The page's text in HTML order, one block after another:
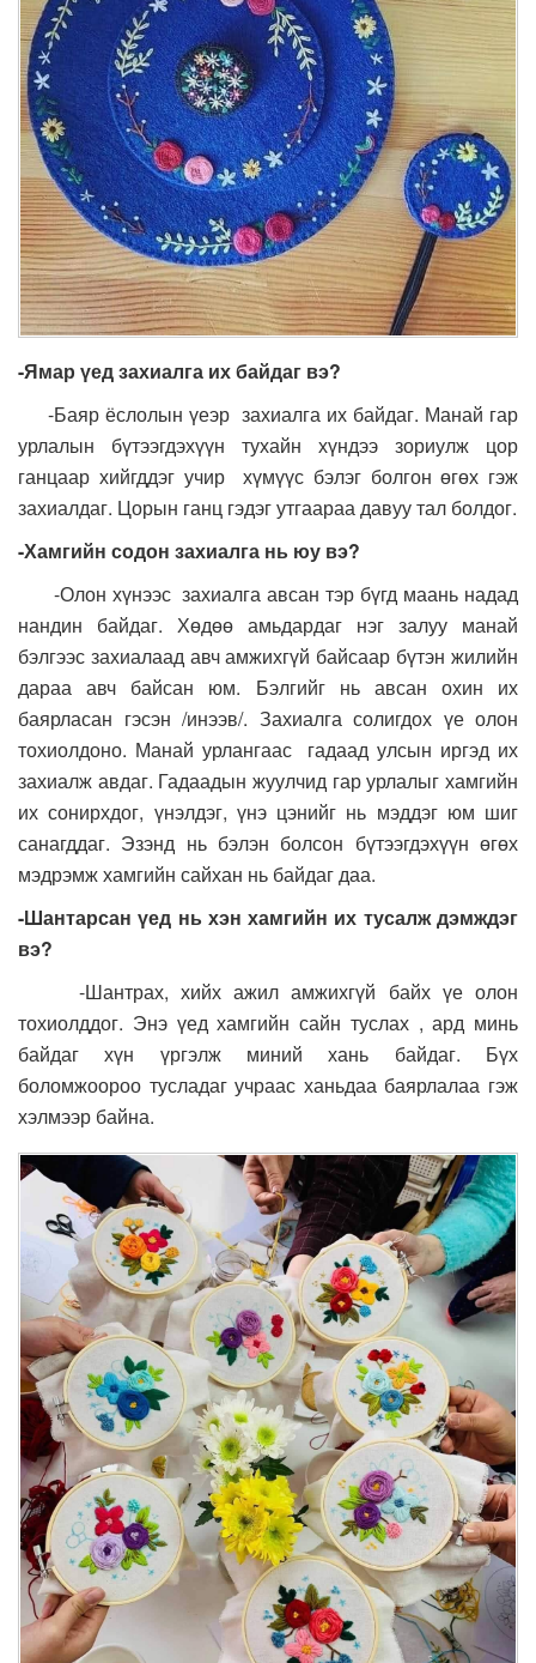
-Ямар үед захиалга их байдаг вэ?
-Баяр ёслолын үеэр захиалга их байдаг. Манай гар
урлалын бүтээгдэхүүн тухайн хүндээ зориулж цор
ганцаар хийгддэг учир хүмүүс бэлэг болгон өгөх гэж
захиалдаг. Цорын ганц гэдэг утгаараа давуу тал болдог.
-Хамгийн содон захиалга нь юу вэ?
-Олон хүнээс захиалга авсан тэр бүгд маань надад
нандин байдаг. Хөдөө амьдардаг нэг залуу манай
бэлгээс захиалаад авч амжихгүй байсаар бүтэн жилийн
дараа авч байсан юм. Бэлгийг нь авсан охин их
баярласан гэсэн /инээв/. Захиалга солигдох үе олон
тохиолдоно. Манай урлангаас гадаад улсын иргэд их
захиалж авдаг. Гадаадын жуулчид гар урлалыг хамгийн
их сонирхдог, үнэлдэг, үнэ цэнийг нь мэддэг юм шиг
санагддаг. Эзэнд нь бэлэн болсон бүтээгдэхүүн өгөх
мэдрэмж хамгийн сайхан нь байдаг даа.
-Шантарсан үед нь хэн хамгийн их тусалж дэмждэг
вэ?
-Шантрах, хийх ажил амжихгүй байх үе олон
тохиолддог. Энэ үед хамгийн сайн туслах , ард минь
байдаг хүн үргэлж миний хань байдаг. Бүх
боломжоороо тусладаг учраас ханьдаа баярлалаа гэж
хэлмээр байна.